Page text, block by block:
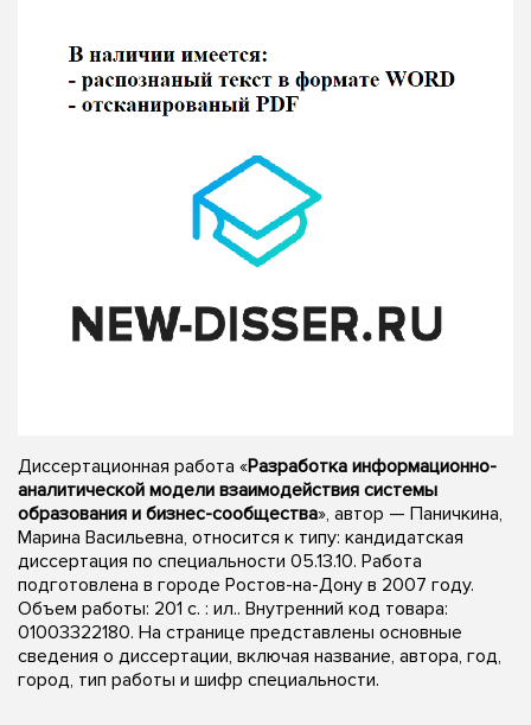
Диссертационная работа «Разработка информационно-
аналитической модели взаимодействия системы
образования и бизнес-сообщества», автор — Паничкина,
Марина Васильевна, относится к типу: кандидатская
диссертация по специальности 05.13.10. Работа
подготовлена в городе Ростов-на-Дону в 2007 году.
Объем работы: 201 с. : ил.. Внутренний код товара:
01003322180. На странице представлены основные
сведения о диссертации, включая название, автора, год,
город, тип работы и шифр специальности.